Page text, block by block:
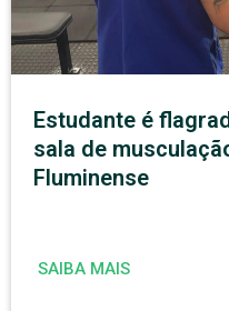
Estudante é
sala de
Fluminense
SAIBA MAIS